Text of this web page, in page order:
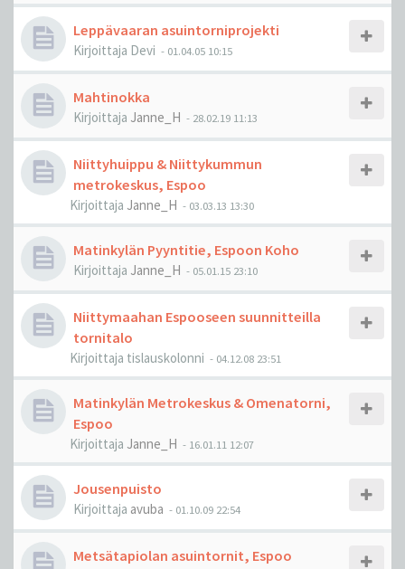
Leppävaaran asuintorniprojekti
Kirjoittaja Devi - 01.04.05 10:15
Mahtinokka
Kirjoittaja Janne_H - 28.02.19 11:13
Niittyhuippu & Niittykummun
metrokeskus, Espoo
Kirjoittaja Janne_H - 03.03.13 13:30
Matinkylän Pyyntitie, Espoon Koho
Kirjoittaja Janne_H - 05.01.15 23:10
Niittymaahan Espooseen suunnitteilla
tornitalo
Kirjoittaja tislauskolonni - 04.12.08 23:51
Matinkylän Metrokeskus & Omenatorni,
Espoo
Kirjoittaja Janne_H - 16.01.11 12:07
Jousenpuisto
Kirjoittaja avuba - 01.10.09 22:54
Metsätapiolan asuintornit, Espoo